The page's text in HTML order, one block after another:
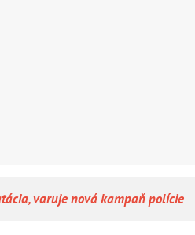
varuje nová kampaň polície